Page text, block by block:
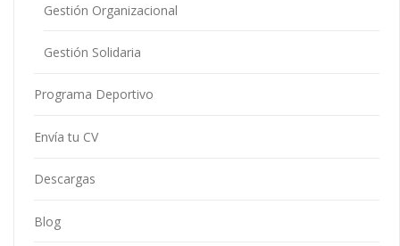
Gestión Organizacional
Gestión Solidaria
Programa Deportivo
Envía tu CV
Descargas
Blog